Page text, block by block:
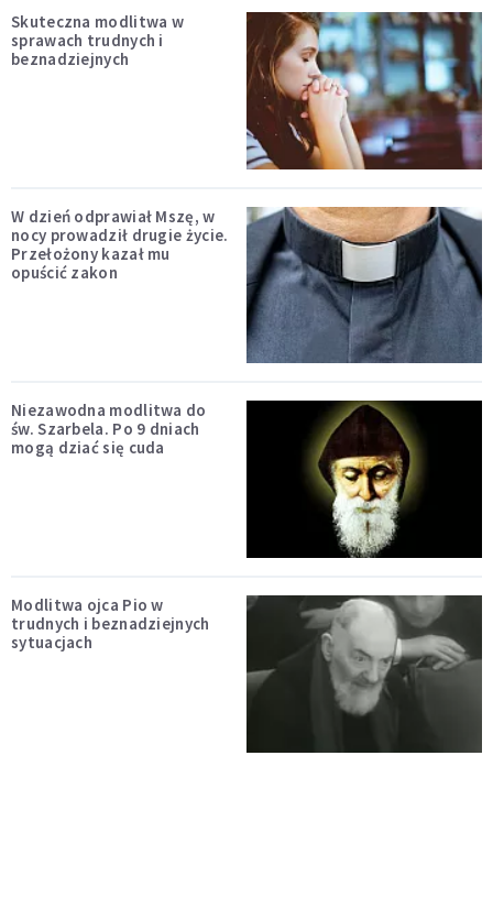
Skuteczna modlitwa w
sprawach trudnych i
beznadziejnych
W dzień odprawiał Mszę, w
nocy prowadził drugie życie.
Przełożony kazał mu
opuścić zakon
Niezawodna modlitwa do
św. Szarbela. Po 9 dniach
mogą dziać się cuda
Modlitwa ojca Pio w
trudnych i beznadziejnych
sytuacjach